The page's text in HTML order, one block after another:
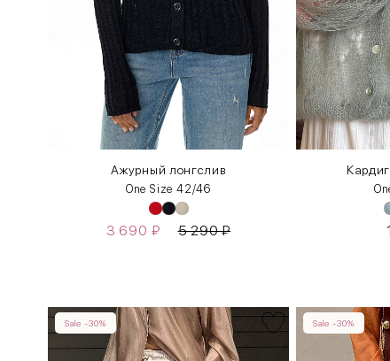
Ажурный лонгслив
One Size 42/46
3 690 ₽ 5 290₽
Sale -30% Sale -30%